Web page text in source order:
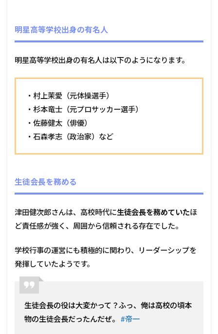
明星高等学校出身の有名人
明星高等学校出身の有名人は以下のようになります。
・村上茉愛（元体操選手）
・杉本竜士（元プロサッカー選手）
・佐藤健太（俳優）
・石森孝志（政治家）など
生徒会長を務める
津田健次郎さんは、高校時代に生徒会長を務めていたほ
ど責任感が強く、周囲から信頼される存在でした。
学校行事の運営にも積極的に関わり、リーダーシップを
発揮していたようです。
生徒会長の役は大変かって？ふっ、俺は高校の頃本
物の生徒会長だったんだぜ。 #帝一